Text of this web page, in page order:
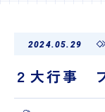
2024.05.29
２大行事